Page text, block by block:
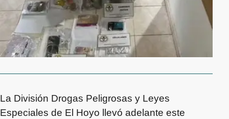
La División Drogas Peligrosas y Leyes
Especiales de El Hoyo llevó adelante este